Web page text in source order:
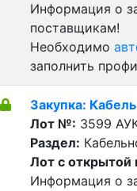
Информация о
поставщикам!
Необходимо
заполнить
Закупка:
Лот №: 3599
Раздел:
Лот с открытой
Информация о